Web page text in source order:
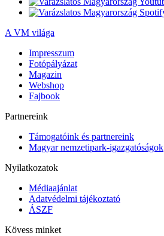
A VM világa
Impresszum
Fotópályázat
Magazin
Webshop
Fajbook
Partnereink
Támogatóink és partnereink
Magyar nemzetipark-igazgatóságok
Nyilatkozatok
Médiaajánlat
Adatvédelmi tájékoztató
ÁSZF
Kövess minket